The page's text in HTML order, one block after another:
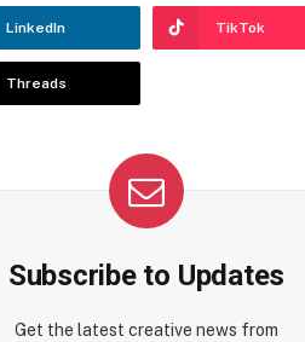
LinkedIn TikTok
Threads
Subscribe to Updates
Get the latest creative news from